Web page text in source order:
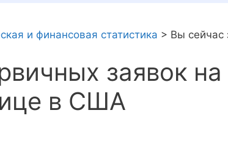
и финансовая статистика > Вы сейчас
заявок
в США